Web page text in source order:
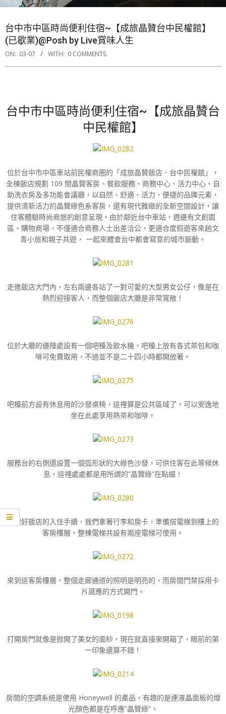
台中市中區時尚便利住宿~【成旅晶贊台中民權館】
(已歇業)@Posh by Live賞味人生
ON: 03-07 WITH: 0 COMMENTS
台中市中區時尚便利住宿~【成旅晶贊台
中民權館】
位於台中市中區車站前民權商圈的「成旅晶贊飯店．台中民權館」，
全棟飯店規劃 109 間晶贊客房、餐飲服務、商務中心、活力中心、自
助洗衣房及多功能會議廳，以自然、舒適、活力、便捷的品牌元素，
提供清新活力的晶贊綠色系客房，還有現代雅緻的全新空間設計，讓
住客體驗時尚商旅的創意呈現，由於鄰近台中車站，週邊有文創園
區、購物商場，不僅適合商務人士出差洽公，更適合度假遊客來趟文
青小旅和親子共遊， 一起來體會台中都會寫意的城市脈動。
走進飯店大門內，左右兩邊各站了一對可愛的大型男女公仔，像是在
熱烈迎接客人，而整個飯店大廳是非常寬敞！
位於大廳的邊陲處設有一個吧檯及飲水機，吧檯上放有各式茶包和咖
啡可免費取用，不過並不是二十四小時都開放著。
吧檯前方設有休息用的沙發桌椅，這裡算是公共區域了，可以安逸地
坐在此處享用熱茶和咖啡。
服務台的右側還設置一個弧形狀的大綠色沙發，可供住客在此等候休
息，這裡處處都是用所謂的”晶贊綠”在點綴！
辦理好飯店的入住手續，我們拿著行李和房卡，準備搭電梯到樓上的
客房樓層，整棟電梯共設有兩座電梯可使用。
來到這客房樓層，整個走廊通道的照明是明亮的，而房間門禁採用卡
片感應的方式開門。
打開房門就像是掀開了美女的面紗，現在就直接來開箱了，眼前的第
一印象還算不錯！
房間的空調系統是使用 Honeywell 的產品，有趣的是連液晶面板的燈
光顏色都是在呼應”晶贊綠”。